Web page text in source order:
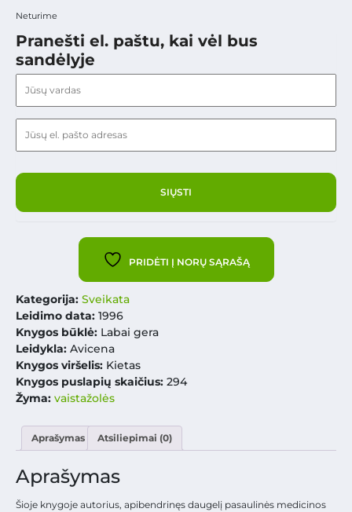
Neturime
Pranešti el. paštu, kai vėl bus
sandėlyje
PRIDĖTI Į NORŲ SĄRAŠĄ
Kategorija: Sveikata
Leidimo data: 1996
Knygos būklė: Labai gera
Leidykla: Avicena
Knygos viršelis: Kietas
Knygos puslapių skaičius: 294
Žyma: vaistažolės
Aprašymas Atsiliepimai (0)
Aprašymas
Šioje knygoje autorius, apibendrinęs daugelį pasaulinės medicinos